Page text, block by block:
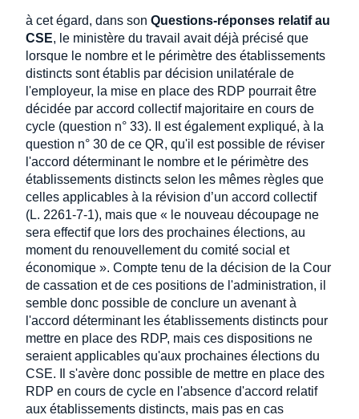
à cet égard, dans son Questions-réponses relatif au
CSE, le ministère du travail avait déjà précisé que
lorsque le nombre et le périmètre des établissements
distincts sont établis par décision unilatérale de
l'employeur, la mise en place des RDP pourrait être
décidée par accord collectif majoritaire en cours de
cycle (question n° 33). Il est également expliqué, à la
question n° 30 de ce QR, qu'il est possible de réviser
l'accord déterminant le nombre et le périmètre des
établissements distincts selon les mêmes règles que
celles applicables à la révision d’un accord collectif
(L. 2261-7-1), mais que « le nouveau découpage ne
sera effectif que lors des prochaines élections, au
moment du renouvellement du comité social et
économique ». Compte tenu de la décision de la Cour
de cassation et de ces positions de l'administration, il
semble donc possible de conclure un avenant à
l'accord déterminant les établissements distincts pour
mettre en place des RDP, mais ces dispositions ne
seraient applicables qu'aux prochaines élections du
CSE. Il s'avère donc possible de mettre en place des
RDP en cours de cycle en l'absence d'accord relatif
aux établissements distincts, mais pas en cas